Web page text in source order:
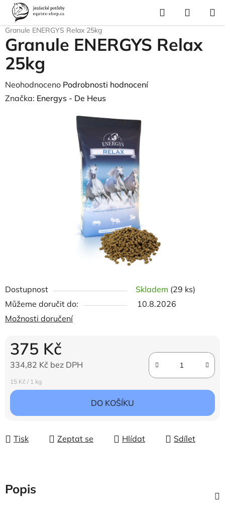
Přejít
obsah
Hledat
KOŠÍK
Domů
Krmivo a vitamíny
Granule ENERGYS Relax 25kg
Dostupnost Skladem (29 ks)
Můžeme doručit do:
10.8.2026
Možnosti doručení
375 Kč
334,82 Kč bez DPH
Měrná cena:
15 Kč / 1 kg
DO KOŠÍKU
Tisk Zeptat se Hlídat Sdílet
Granule ENERGYS Relax
25kg
Průměrné
hodnocení
Neohodnoceno Podrobnosti hodnocení
Značka: Energys - De Heus
Popis